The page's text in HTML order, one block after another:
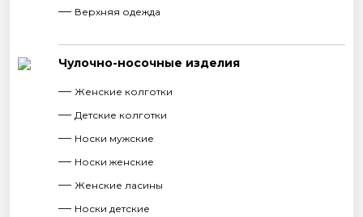
Верхняя одежда
Чулочно-носочные изделия
Женские колготки
Детские колготки
Носки мужские
Носки женские
Женские ласины
Носки детские